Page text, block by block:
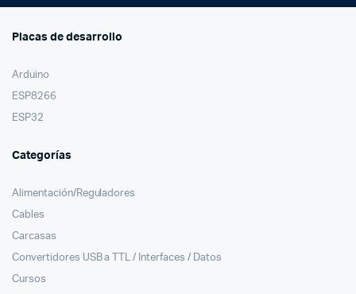
Placas de desarrollo
Arduino
ESP8266
ESP32
Categorías
Alimentación/Reguladores
Cables
Carcasas
Convertidores USB a TTL / Interfaces / Datos
Cursos